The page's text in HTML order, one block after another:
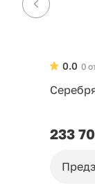
0
0.0
233